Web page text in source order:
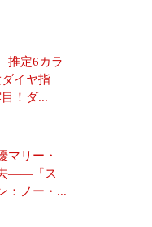
推定6カラ
イヤ指
！ダ...
マリー・
――『ス
：ノー・...